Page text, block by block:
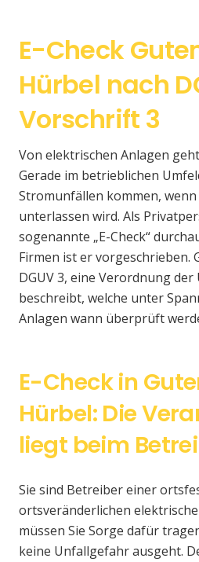
E-Check
Hürbel nach
Vorschrift 3
Von elektrischen Anlagen
Gerade im betrieblichen
Stromunfällen kommen,
unterlassen wird. Als
sogenannte „E-Check“
Firmen ist er vorgeschrieben.
DGUV 3, eine Verordnung der
beschreibt, welche unter
Anlagen wann überprüft
E-Check in
Hürbel: Die
liegt beim
Sie sind Betreiber einer
ortsveränderlichen
müssen Sie Sorge dafür
keine Unfallgefahr ausgeht.